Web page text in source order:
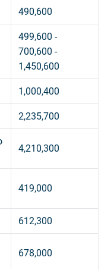
490,600
499,600 -
700,600 -
1,450,600
1,000,400
2,235,700
4,210,300
419,000
612,300
678,000